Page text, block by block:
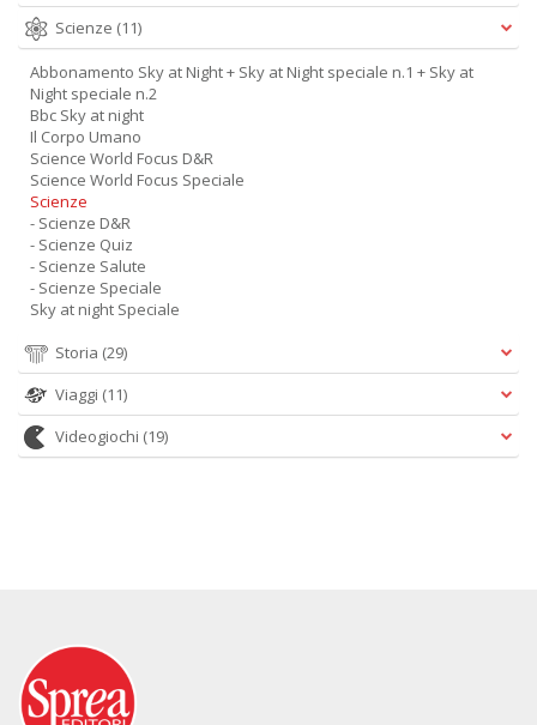
Scienze (11)
Abbonamento Sky at Night + Sky at Night speciale n.1 + Sky at
Night speciale n.2
Bbc Sky at night
Il Corpo Umano
Science World Focus D&R
Science World Focus Speciale
Scienze
- Scienze D&R
- Scienze Quiz
- Scienze Salute
- Scienze Speciale
Sky at night Speciale
Storia (29)
Viaggi (11)
Videogiochi (19)